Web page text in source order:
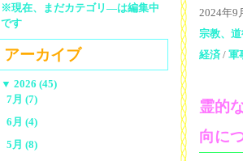
2024年9
宗教、
経済 / 軍
霊的
向に
※現在、まだカテゴリ—は編集中
です
アーカイブ
▼ 2026 (45)
7月 (7)
6月 (4)
5月 (8)